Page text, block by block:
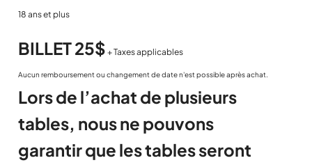
18 ans et plus
BILLET 25$ + Taxes applicables
Aucun remboursement ou changement de date n'est possible après achat.
Lors de l’achat de plusieurs
tables, nous ne pouvons
garantir que les tables seront